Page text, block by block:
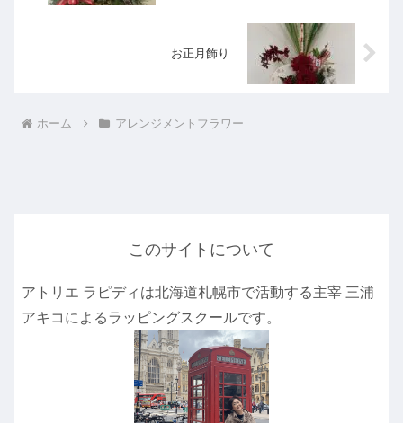
お正月飾り
ホーム アレンジメントフラワー
このサイトについて
アトリエ ラピディは北海道札幌市で活動する主宰 三浦
アキコによるラッピングスクールです。